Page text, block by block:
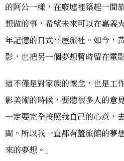
的阿公一樣，在廢墟裡築起一間
想做的事，希望未來可以在嘉義
年記憶的日式平屋旅社。如今，
影，也把另一個夢想暫時留在電
這不僅是對家族的懷念，也是工
影美術的時候，要聽很多人的意
一定要完全按照我自己的心意，
間。所以我一直都有蓋旅館的夢
來的夢想。」